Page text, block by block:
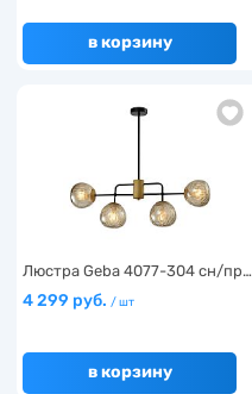
в корзину
Люстра Geba 4077-304 сн/пр…
4 299 руб. / шт
в корзину